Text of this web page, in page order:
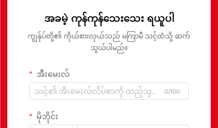
အခမဲ့ ကုန်ကုန်သေးသေး ရယူပါ
ကျွန်ုပ်တို့၏ ကိုယ်စားလှယ်သည် မကြာမီ သင့်ထံသို့ ဆက်
သွယ်ပါမည်။
အီးမေးလ်
0/100
မိုဘိုင်း